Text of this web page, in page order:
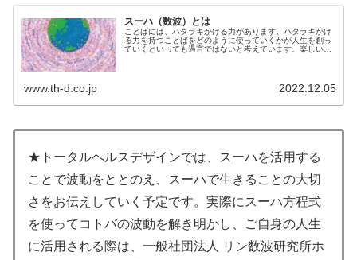
スーハ（数波）とは
ことばには、ハタラキかける力があります。ハタラキかけ
る力を持つことばをどのように使っていくかが人生を創っ
ていくといっても過言ではないと考えています。楽しいこ
www.th-d.co.jp 2022.12.05
★トータルヘルスデザインでは、スーハを活用する
ことで波動をととのえ、スーハで生きることの大切
さをお伝えしていく予定です。実際にスーハ方程式
を使ってコトバの波動を解き明かし、ご自身の人生
に活用される際は、一般社団法人 リン数波研究所ホ